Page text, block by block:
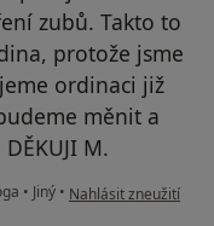
zubů. Takto to
protože jsme
ordinaci již
měnit a
M.
• Jiný • podle názoru
Nahlásit zneužití